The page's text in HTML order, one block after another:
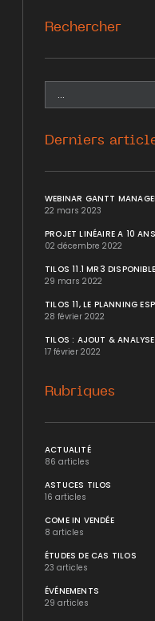
Rechercher
Derniers
WEBINAR GANTT
22 mars 2023
PROJET LINÉAIRE A 10
02 décembre 2022
TILOS 11.1 MR3 DISPONIBLE
29 mars 2022
TILOS 11, LE PLANNING
28 février 2022
TILOS : AJOUT & ANALYSE
17 février 2022
Rubriques
ACTUALITÉ
86 articles
ASTUCES TILOS
16 articles
COME IN VENDÉE
8 articles
ÉTUDES DE CAS TILOS
23 articles
ÉVÉNEMENTS
29 articles